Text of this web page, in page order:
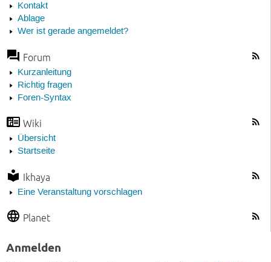
Kontakt
Ablage
Wer ist gerade angemeldet?
Forum
Kurzanleitung
Richtig fragen
Foren-Syntax
Wiki
Übersicht
Startseite
Ikhaya
Eine Veranstaltung vorschlagen
Planet
Anmelden